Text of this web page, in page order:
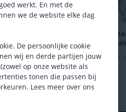
Kies zelf je ideale
fietszadel met onze
fietszadel keuzehulp
werkt. En met de
we de website elke dag
De persoonlijke cookie
wij en derde partijen jouw
op onze website als
tonen die passen bij
Lees meer over ons